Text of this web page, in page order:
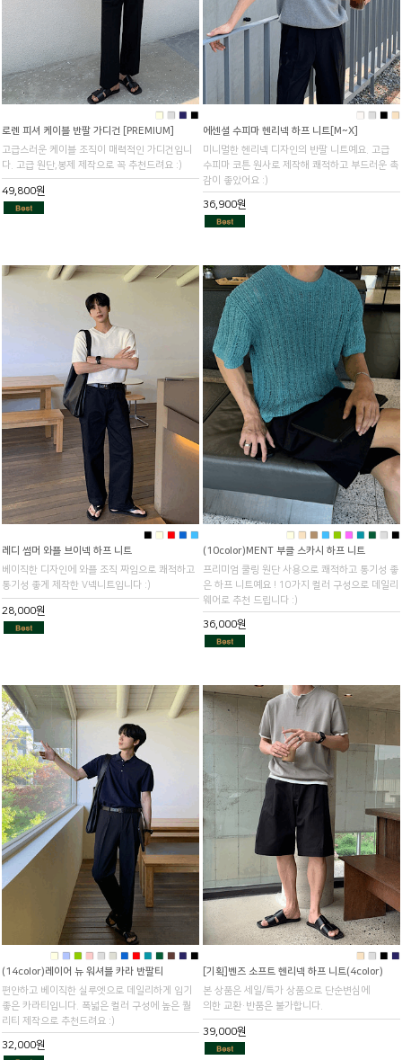
■ ■ ■ ■
로렌 피셔 케이블 반팔 가디건 [PREMIUM]
고급스러운 케이블 조직이 매력적인 가디건입니
다. 고급 원단,봉제 제작으로 꼭 추천드려요 :)
49,800원
■ ■ ■ ■
에센셜 수피마 헨리넥 하프 니트[M~X]
미니멀한 헨리넥 디자인의 반팔 니트예요. 고급
수피마 코튼 원사로 제작해 쾌적하고 부드러운 촉
감이 좋았어요 :)
36,900원
레디 썸머 와플 브이넥 하프 니트
베이직한 디자인에 와플 조직 짜임으로 쾌적하고
통기성 좋게 제작한 V넥니트입니다 :)
28,000원
(10color)MENT 부클 스카시 하프 니트
프리미엄 쿨링 원단 사용으로 쾌적하고 통기성 좋
은 하프 니트예요 ! 10가지 컬러 구성으로 데일리
웨어로 추천 드립니다 :)
36,000원
■ ■ ■ ■ ■ ■ ■ ■ ■ ■ ■ ■ ■
(14color)레이어 뉴 워셔블 카라 반팔티
편안하고 베이직한 실루엣으로 데일리하게 입기
좋은 카라티입니다. 폭넓은 컬러 구성에 높은 퀄
리티 제작으로 추천드려요 :)
32,000원
■ ■ ■ ■
[기획]벤즈 소프트 헨리넥 하프 니트(4color)
본 상품은 세일/특가 상품으로 단순변심에
의한 교환·반품은 불가합니다.
39,000원